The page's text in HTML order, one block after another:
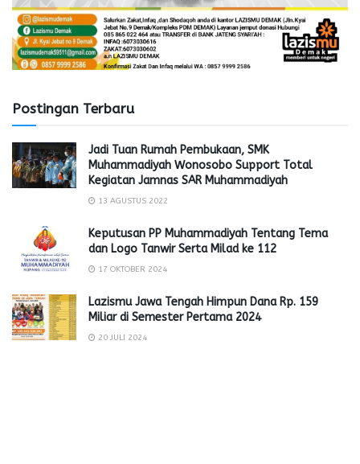
Postingan Terbaru
Jadi Tuan Rumah Pembukaan, SMK
Muhammadiyah Wonosobo Support Total
Kegiatan Jamnas SAR Muhammadiyah
13 AGUSTUS 2022
Keputusan PP Muhammadiyah Tentang Tema
dan Logo Tanwir Serta Milad ke 112
17 OKTOBER 2024
Lazismu Jawa Tengah Himpun Dana Rp. 159
Miliar di Semester Pertama 2024
20 JULI 2024